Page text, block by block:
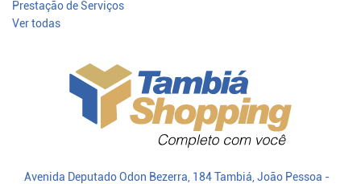
Prestação de Serviços
Ver todas
Avenida Deputado Odon Bezerra, 184 Tambiá , João Pessoa -